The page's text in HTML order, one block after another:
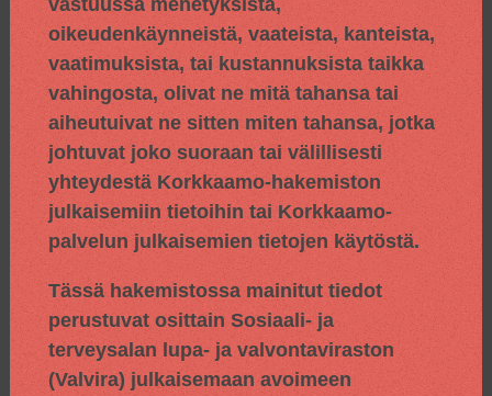
vastuussa menetyksistä,
oikeudenkäynneistä, vaateista, kanteista,
vaatimuksista, tai kustannuksista taikka
vahingosta, olivat ne mitä tahansa tai
aiheutuivat ne sitten miten tahansa, jotka
johtuvat joko suoraan tai välillisesti
yhteydestä Korkkaamo-hakemiston
julkaisemiin tietoihin tai Korkkaamo-
palvelun julkaisemien tietojen käytöstä.
Tässä hakemistossa mainitut tiedot
perustuvat osittain Sosiaali- ja
terveysalan lupa- ja valvontaviraston
(Valvira) julkaisemaan avoimeen